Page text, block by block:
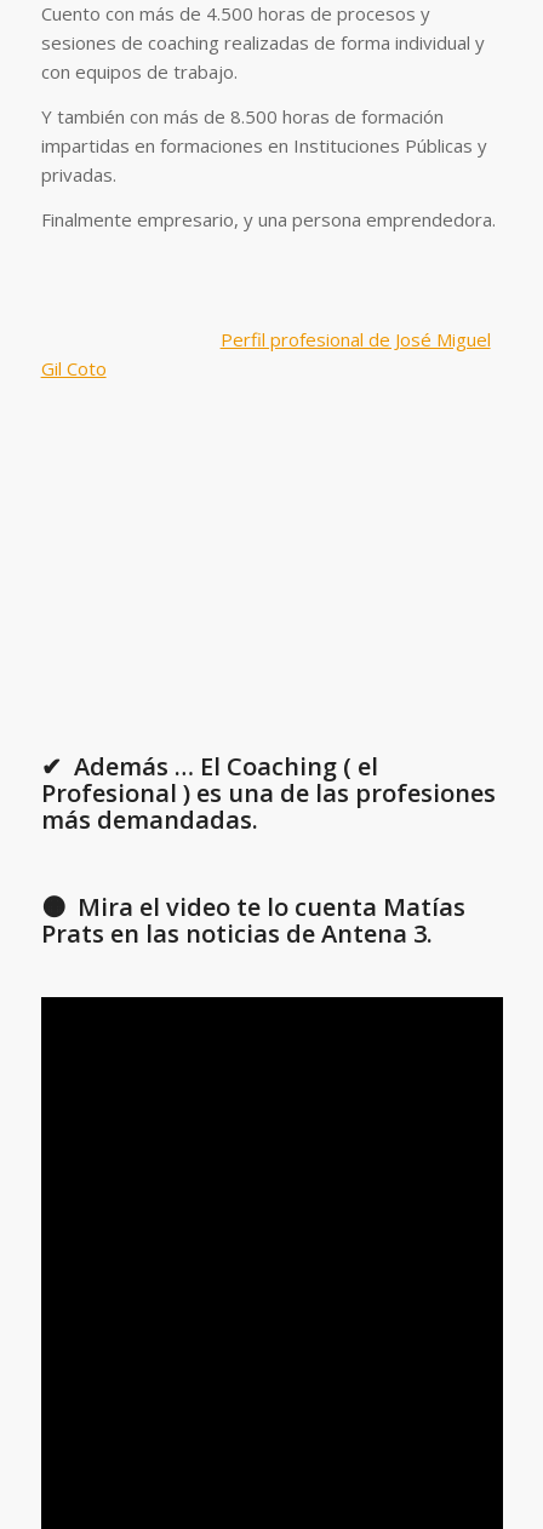
Cuento con más de 4.500 horas de procesos y
sesiones de coaching realizadas de forma individual y
con equipos de trabajo.
Y también con más de 8.500 horas de formación
impartidas en formaciones en Instituciones Públicas y
privadas.
Finalmente empresario, y una persona emprendedora.
Perfil profesional de José Miguel
Gil Coto
✔ Además … El Coaching ( el
Profesional ) es una de las profesiones
más demandadas.
🟠 Mira el video te lo cuenta Matías
Prats en las noticias de Antena 3.